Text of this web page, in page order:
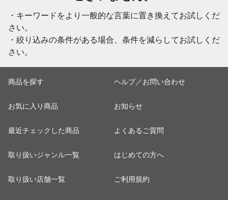
・キーワードをより一般的な言葉に置き換えてお試しくだ
さい。
・絞り込みの条件がある場合、条件を減らしてお試しくだ
さい。
商品を探す
お気に入り商品
最近チェックした商品
取り扱いジャンル一覧
取り扱い店舗一覧
ヘルプ／お問い合わせ
お知らせ
よくあるご質問
はじめての方へ
ご利用規約